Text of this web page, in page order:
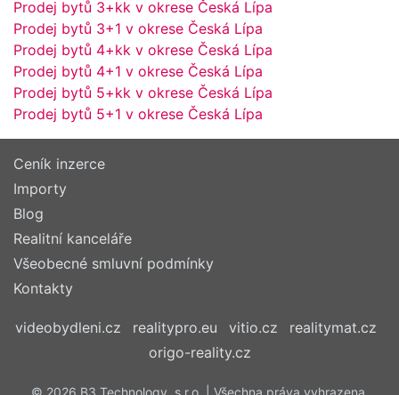
Prodej bytů 3+kk v okrese Česká Lípa
Prodej bytů 3+1 v okrese Česká Lípa
Prodej bytů 4+kk v okrese Česká Lípa
Prodej bytů 4+1 v okrese Česká Lípa
Prodej bytů 5+kk v okrese Česká Lípa
Prodej bytů 5+1 v okrese Česká Lípa
Ceník inzerce
Importy
Blog
Realitní kanceláře
Všeobecné smluvní podmínky
Kontakty
videobydleni.cz realitypro.eu vitio.cz
realitymat.cz
origo-reality.cz